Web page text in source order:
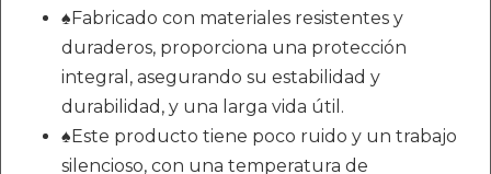
♠Fabricado con materiales resistentes y
duraderos, proporciona una protección
integral, asegurando su estabilidad y
durabilidad, y una larga vida útil.
♠Este producto tiene poco ruido y un trabajo
silencioso, con una temperatura de